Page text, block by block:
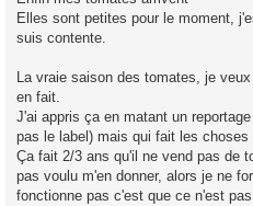
g
Elles sont petites pour le moment,
suis contente.
La vraie saison des tomates, je
en fait.
J'ai appris ça en matant un
pas le label) mais qui fait les choses
Ça fait 2/3 ans qu'il ne vend pas de
pas voulu m'en donner, alors je ne
fonctionne pas c'est que ce n'est